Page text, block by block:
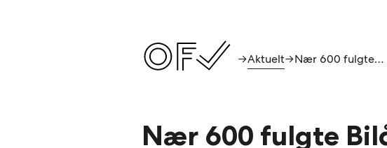
→Aktuelt→ Nær 600 fulgte bilåret 2023 direkte tusen takk
Nær 600 fulgte